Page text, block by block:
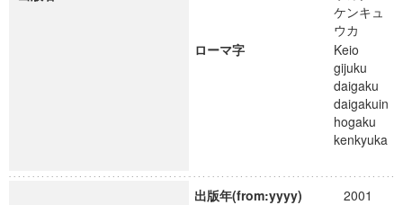
ケンキュ
ウカ
ローマ字
Keio
gijuku
daigaku
daigakuin
hogaku
kenkyuka
出版年(from:yyyy)
2001